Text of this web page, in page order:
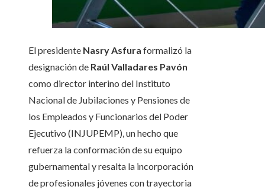
El presidente Nasry Asfura formalizó la
designación de Raúl Valladares Pavón
como director interino del Instituto
Nacional de Jubilaciones y Pensiones de
los Empleados y Funcionarios del Poder
Ejecutivo (INJUPEMP), un hecho que
refuerza la conformación de su equipo
gubernamental y resalta la incorporación
de profesionales jóvenes con trayectoria